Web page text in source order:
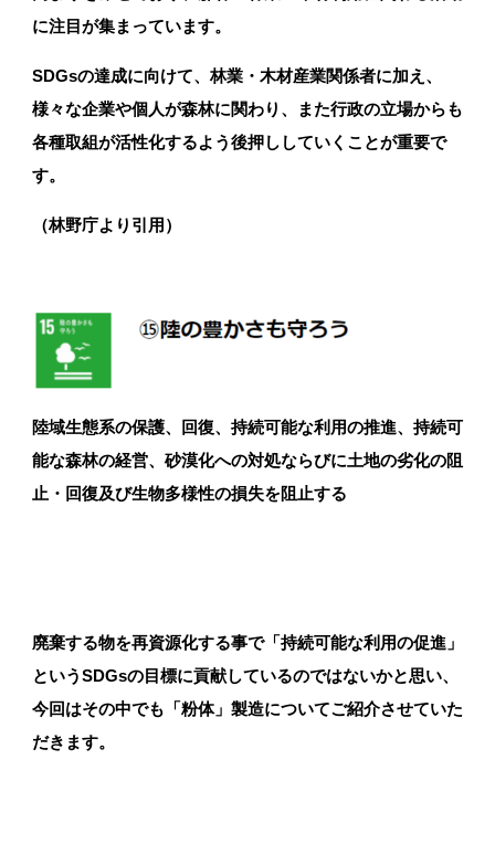
自然塗料オスモカラー(木材保護)
に注目が集まっています。
SDGsの達成に向けて、林業・木材産業関係者に加え、
様々な企業や個人が森林に関わり、また行政の立場からも
各種取組が活性化するよう後押ししていくことが重要で
す。
（林野庁より引用）
陸域生態系の保護、回復、持続可能な利用の推進、持続可
能な森林の経営、砂漠化への対処ならびに土地の劣化の阻
止・回復及び生物多様性の損失を阻止する
廃棄する物を再資源化する事で「持続可能な利用の促進」
というSDGsの目標に貢献しているのではないかと思い、
今回はその中でも「粉体」製造についてご紹介させていた
だきます。